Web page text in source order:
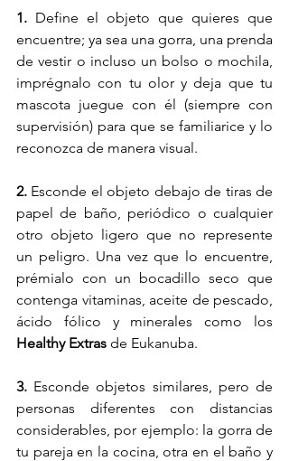
1. Define el objeto que quieres que
encuentre; ya sea una gorra, una prenda
de vestir o incluso un bolso o mochila,
imprégnalo con tu olor y deja que tu
mascota juegue con él (siempre con
supervisión) para que se familiarice y lo
reconozca de manera visual.
2. Esconde el objeto debajo de tiras de
papel de baño, periódico o cualquier
otro objeto ligero que no represente
un peligro. Una vez que lo encuentre,
prémialo con un bocadillo seco que
contenga vitaminas, aceite de pescado,
Healthy Extras de Eukanuba.
3. Esconde objetos similares, pero de
personas diferentes con distancias
considerables, por ejemplo: la gorra de
tu pareja en la cocina, otra en el baño y